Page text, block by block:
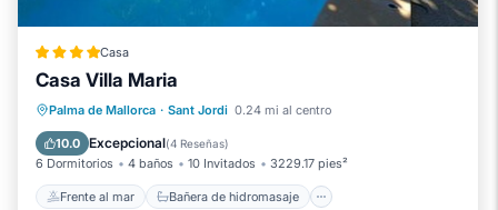
Casa
Casa Villa Maria
Palma de Mallorca · Sant Jordi 0.24 mi al centro
10.0 Excepcional(4 Reseñas)
6 Dormitorios 4 baños 10 Invitados 3229.17 pies²
Frente al mar Bañera de hidromasaje
Frente al mar
Bañera de hidromasaje
Desayuno
Aparcamiento